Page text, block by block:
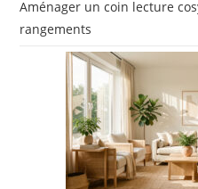
Aménager un coin lecture
rangements